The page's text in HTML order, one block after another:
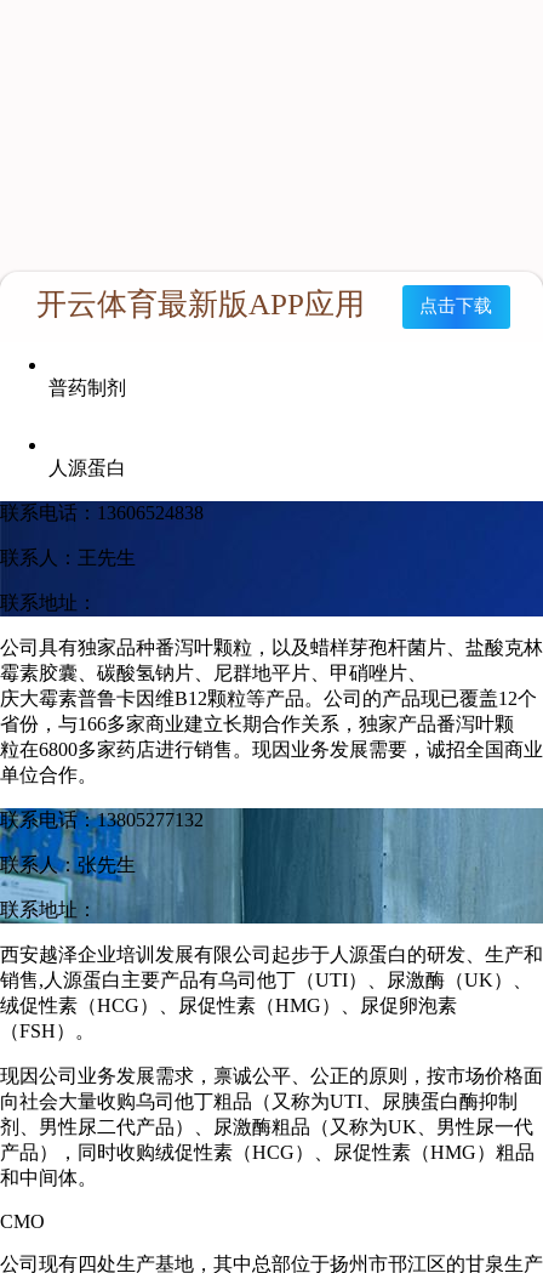
商业合作
普药制剂
人源蛋白
联系电话：13606524838
联系人：王先生
联系地址：
公司具有独家品种番泻叶颗粒，以及蜡样芽孢杆菌片、盐酸克林
霉素胶囊、碳酸氢钠片、尼群地平片、甲硝唑片、
庆大霉素普鲁卡因维B12颗粒等产品。公司的产品现已覆盖12个
省份，与166多家商业建立长期合作关系，独家产品番泻叶颗
粒在6800多家药店进行销售。现因业务发展需要，诚招全国商业
单位合作。
联系电话：13805277132
联系人：张先生
联系地址：
西安越泽企业培训发展有限公司起步于人源蛋白的研发、生产和
销售,人源蛋白主要产品有乌司他丁（UTI）、尿激酶（UK）、
绒促性素（HCG）、尿促性素（HMG）、尿促卵泡素
（FSH）。
现因公司业务发展需求，禀诚公平、公正的原则，按市场价格面
向社会大量收购乌司他丁粗品（又称为UTI、尿胰蛋白酶抑制
剂、男性尿二代产品）、尿激酶粗品（又称为UK、男性尿一代
产品），同时收购绒促性素（HCG）、尿促性素（HMG）粗品
和中间体。
CMO
公司现有四处生产基地，其中总部位于扬州市邗江区的甘泉生产